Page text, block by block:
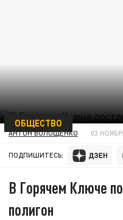
ОБЩЕСТВО
АНТОН ВОЛОЩЕНКО 03
ПОДПИШИТЕСЬ:
В Горячем Ключе
полигон